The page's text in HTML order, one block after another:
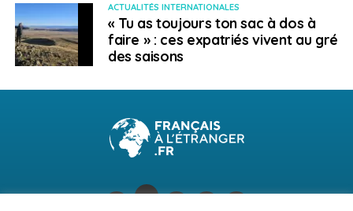
ACTUALITÉS INTERNATIONALES
« Tu as toujours ton sac à dos à
faire » : ces expatriés vivent au gré
des saisons